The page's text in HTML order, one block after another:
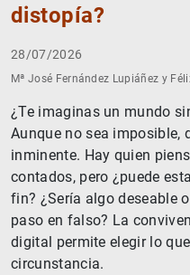
distopía?
28/07/2026
Mª José Fernández Lupiáñez y
¿Te imaginas un mundo
Aunque no sea imposible,
inminente. Hay quien
contados, pero ¿puede
fin? ¿Sería algo deseable
paso en falso? La
digital permite elegir lo
circunstancia.